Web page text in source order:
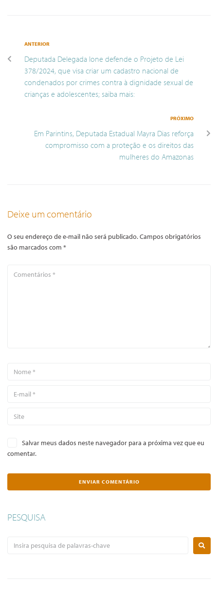
ANTERIOR
Deputada Delegada Ione defende o Projeto de Lei
378/2024, que visa criar um cadastro nacional de
condenados por crimes contra à dignidade sexual de
crianças e adolescentes; saiba mais:
PRÓXIMO
Em Parintins, Deputada Estadual Mayra Dias reforça
compromisso com a proteção e os direitos das
mulheres do Amazonas
Deixe um comentário
O seu endereço de e-mail não será publicado.Campos obrigatórios
são marcados com *
Salvar meus dados neste navegador para a próxima vez que eu
comentar.
PESQUISA